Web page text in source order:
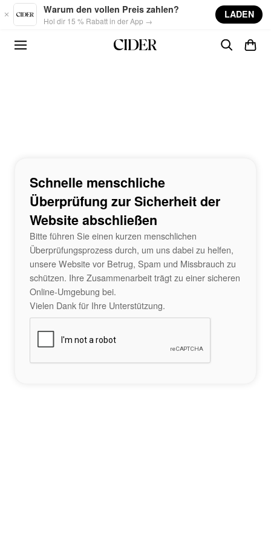
Skip to main content
Warum den vollen Preis zahlen?
Hol dir 15 % Rabatt in der App →
LADEN
Schnelle menschliche
Überprüfung zur Sicherheit der
Website abschließen
Bitte führen Sie einen kurzen menschlichen
Überprüfungsprozess durch, um uns dabei zu helfen,
unsere Website vor Betrug, Spam und Missbrauch zu
schützen. Ihre Zusammenarbeit trägt zu einer sicheren
Online-Umgebung bei.
Vielen Dank für Ihre Unterstützung.